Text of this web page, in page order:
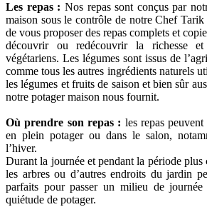
Les repas : Nos repas sont conçus par
maison sous le contrôle de notre Chef
de vous proposer des repas complets et
découvrir ou redécouvrir la richesse
végétariens. Les légumes sont issus de
comme tous les autres ingrédients naturels
les légumes et fruits de saison et bien sûr
notre potager maison nous fournit.
Où prendre son repas : les repas
en plein potager ou dans le salon,
l’hiver.
Durant la journée et pendant la période plus
les arbres ou d’autres endroits du jardin
parfaits pour passer un milieu de
quiétude de potager.